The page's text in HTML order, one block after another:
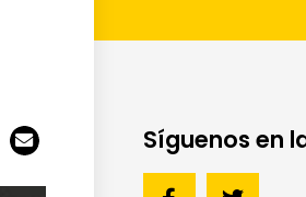
Síguenos en